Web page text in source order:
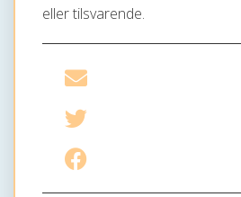
eller tilsvarende.